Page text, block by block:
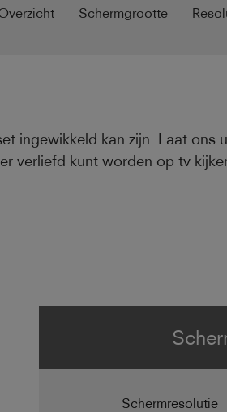
Schermgrootte
ingewikkeld kan zijn. Laat ons
verliefd kunt worden op tv
Schermresolutie